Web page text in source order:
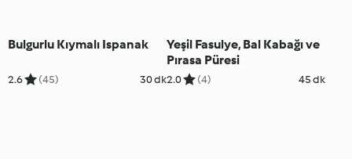
Bulgurlu Kıymalı Ispanak
2.6 (45) 30 dk
Yeşil Fasulye, Bal Kabağı ve
Pırasa Püresi
2.0 (4) 45 dk